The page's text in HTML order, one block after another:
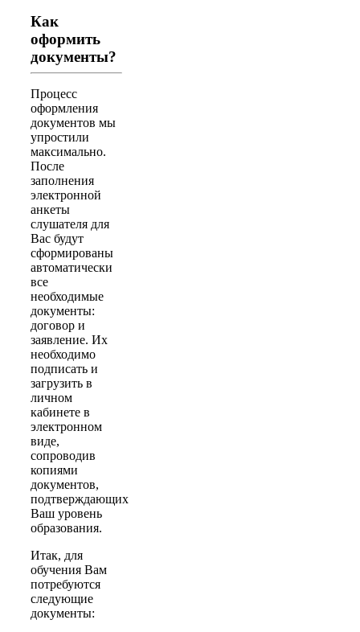
Как
оформить
документы?
Процесс
оформления
документов мы
упростили
максимально.
После
заполнения
электронной
анкеты
слушателя для
Вас будут
сформированы
автоматически
все
необходимые
документы:
договор и
заявление. Их
необходимо
подписать и
загрузить в
личном
кабинете в
электронном
виде,
сопроводив
копиями
документов,
подтверждающих
Ваш уровень
образования.
Итак, для
обучения Вам
потребуются
следующие
документы: